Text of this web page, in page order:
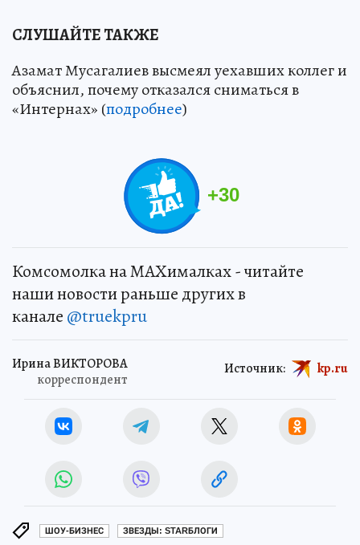
СЛУШАЙТЕ ТАКЖЕ
Азамат Мусагалиев высмеял уехавших коллег и
объяснил, почему отказался сниматься в
«Интернах» (подробнее)
+30
Комсомолка на MAXималках - читайте
наши новости раньше других в
канале @truekpru
Ирина ВИКТОРОВА
корреспондент
Источник: kp.ru
ШОУ-БИЗНЕС ЗВЕЗДЫ: STARБЛОГИ